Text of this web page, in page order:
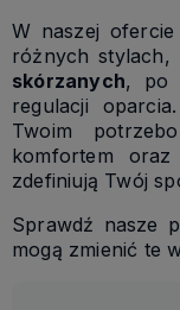
W naszej
różnych stylach,
skórzanych, po
regulacji
Twoim
komfortem
zdefiniują Twój
Sprawdź nasze
mogą zmienić te